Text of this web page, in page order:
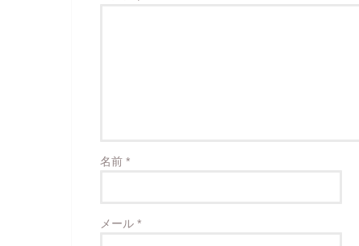
名前 *
メール *